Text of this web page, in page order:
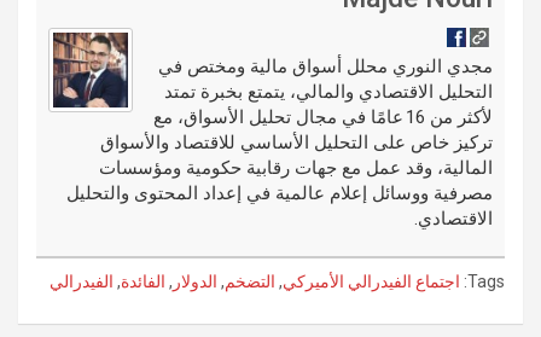
o
k
t
t
bl
r
n
er
مجدي النوري محلل أسواق مالية ومختص في
التحليل الاقتصادي والمالي، يتمتع بخبرة تمتد
لأكثر من 16 عامًا في مجال تحليل الأسواق، مع
تركيز خاص على التحليل الأساسي للاقتصاد والأسواق
المالية، وقد عمل مع جهات رقابية حكومية ومؤسسات
مصرفية ووسائل إعلام عالمية في إعداد المحتوى والتحليل
الاقتصادي.
Tags: اجتماع الفيدرالي الأميركي, التضخم, الدولار , الفائدة, الفيدرالي